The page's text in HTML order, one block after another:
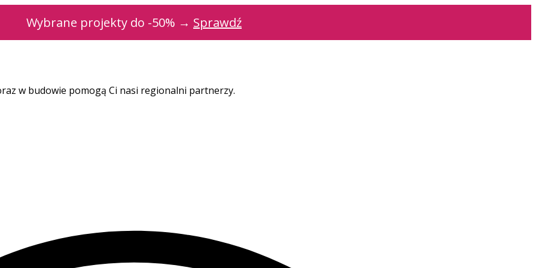
Wybrane projekty do -50% → Sprawdź
w budowie pomogą Ci nasi regionalni partnerzy.